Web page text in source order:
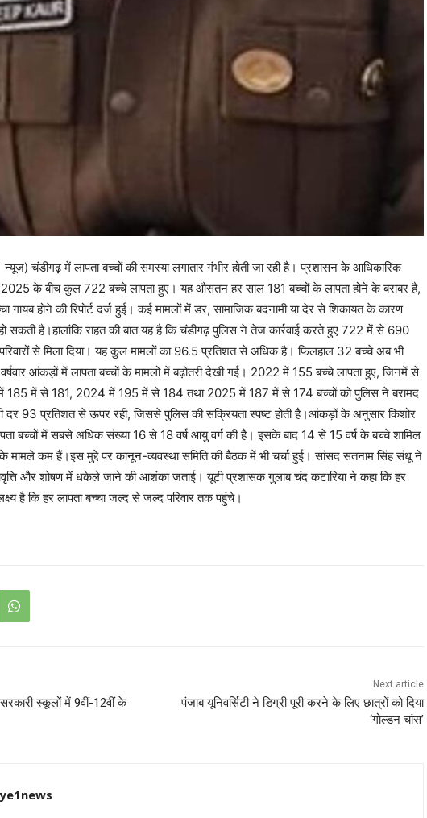
चंडीगढ़ में लापता बच्चों की समस्या लगातार गंभीर होती जा रही है। प्रशासन के आधिकारिक
के बीच कुल 722 बच्चे लापता हुए। यह औसतन हर साल 181 बच्चों के लापता होने के बराबर है,
गायब होने की रिपोर्ट दर्ज हुई। कई मामलों में डर, सामाजिक बदनामी या देर से शिकायत के कारण
सकती है।हालांकि राहत की बात यह है कि चंडीगढ़ पुलिस ने तेज कार्रवाई करते हुए 722 में से 690
से मिला दिया। यह कुल मामलों का 96.5 प्रतिशत से अधिक है। फिलहाल 32 बच्चे अब भी
आंकड़ों में लापता बच्चों के मामलों में बढ़ोतरी देखी गई। 2022 में 155 बच्चे लापता हुए, जिनमें से
185 में से 181, 2024 में 195 में से 184 तथा 2025 में 187 में से 174 बच्चों को पुलिस ने बरामद
दर 93 प्रतिशत से ऊपर रही, जिससे पुलिस की सक्रियता स्पष्ट होती है।आंकड़ों के अनुसार किशोर
बच्चों में सबसे अधिक संख्या 16 से 18 वर्ष आयु वर्ग की है। इसके बाद 14 से 15 वर्ष के बच्चे शामिल
कम हैं।इस मुद्दे पर कानून-व्यवस्था समिति की बैठक में भी चर्चा हुई। सांसद सतनाम सिंह संधू ने
और शोषण में धकेले जाने की आशंका जताई। यूटी प्रशासक गुलाब चंद कटारिया ने कहा कि हर
है कि हर लापता बच्चा जल्द से जल्द परिवार तक पहुंचे।
सरकारी स्कूलों में 9वीं-12वीं के
Next article
पंजाब यूनिवर्सिटी ने डिग्री पूरी करने के लिए छात्रों को दिया
‘गोल्डन चांस’